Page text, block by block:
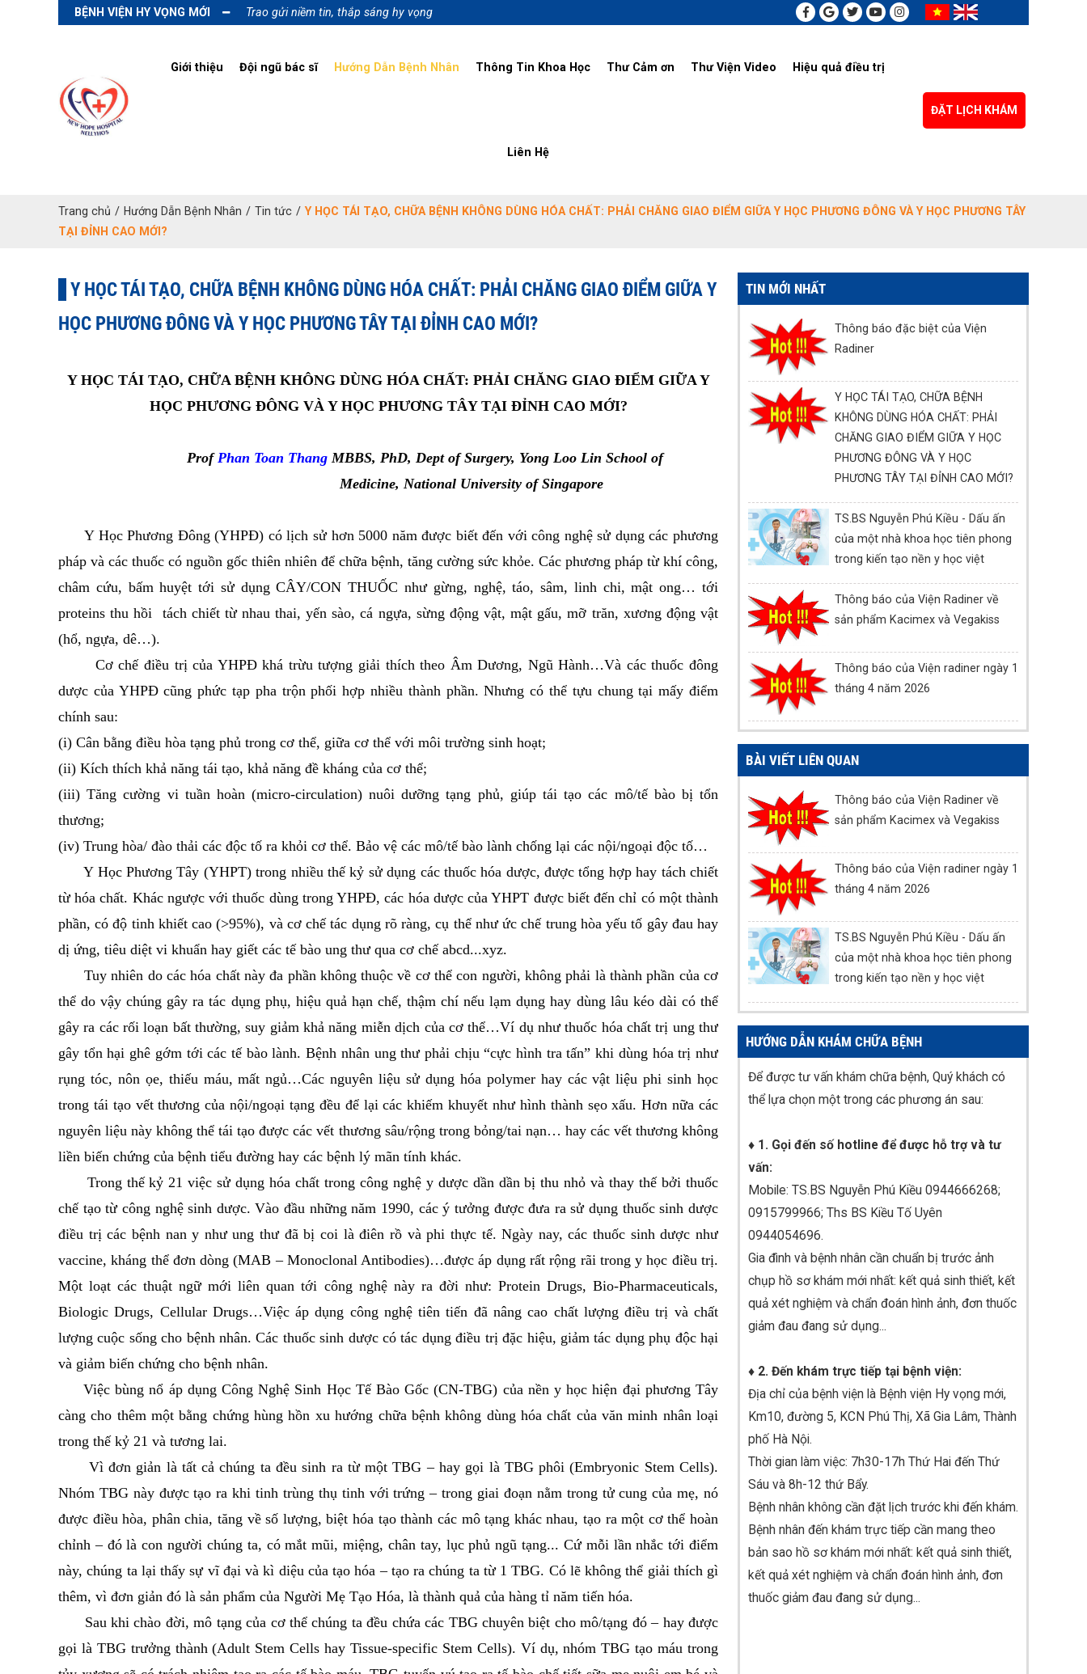
BỆNH VIỆN HY VỌNG MỚI Trao gửi niềm tin, thắp sáng hy vọng
Giới thiệu Đội ngũ bác sĩ Hướng Dẫn Bệnh Nhân Thông Tin Khoa Học Thư Cảm ơn Thư Viện Video Hiệu quả điều trị
Liên Hệ
ĐẶT LỊCH KHÁM
Trang chủ / Hướng Dẫn Bệnh Nhân / Tin tức / Y HỌC TÁI TẠO, CHỮA BỆNH KHÔNG DÙNG HÓA CHẤT: PHẢI CHĂNG GIAO ĐIỂM GIỮA Y HỌC PHƯƠNG ĐÔNG VÀ Y HỌC PHƯƠNG TÂY
TẠI ĐỈNH CAO MỚI?
Y HỌC TÁI TẠO, CHỮA BỆNH KHÔNG DÙNG HÓA CHẤT: PHẢI CHĂNG GIAO ĐIỂM GIỮA Y
HỌC PHƯƠNG ĐÔNG VÀ Y HỌC PHƯƠNG TÂY TẠI ĐỈNH CAO MỚI?
Y HỌC TÁI TẠO, CHỮA BỆNH KHÔNG DÙNG HÓA CHẤT: PHẢI CHĂNG GIAO ĐIỂM GIỮA Y
HỌC PHƯƠNG ĐÔNG VÀ Y HỌC PHƯƠNG TÂY TẠI ĐỈNH CAO MỚI?
ProfPhan Toan ThangMBBS, PhD, Dept of Surgery, Yong Loo Lin School of
Medicine, National University of Singapore
Y Học Phương Đông (YHPĐ) có lịch sử hơn 5000 năm được biết đến với công nghệ sử dụng các phương
pháp và các thuốc có nguồn gốc thiên nhiên để chữa bệnh, tăng cường sức khỏe. Các phương pháp từ khí công,
châm cứu, bấm huyệt tới sử dụng CÂY/CON THUỐC như gừng, nghệ, táo, sâm, linh chi, mật ong… tới
proteins thu hồi tách chiết từ nhau thai, yến sào, cá ngựa, sừng động vật, mật gấu, mỡ trăn, xương động vật
(hổ, ngựa, dê…).
Cơ chế điều trị của YHPĐ khá trừu tượng giải thích theo Âm Dương, Ngũ Hành…Và các thuốc đông
dược của YHPĐ cũng phức tạp pha trộn phối hợp nhiều thành phần. Nhưng có thể tựu chung tại mấy điểm
chính sau:
(i) Cân bằng điều hòa tạng phủ trong cơ thể, giữa cơ thể với môi trường sinh hoạt;
(ii) Kích thích khả năng tái tạo, khả năng đề kháng của cơ thể;
(iii) Tăng cường vi tuần hoàn (micro-circulation) nuôi dưỡng tạng phủ, giúp tái tạo các mô/tế bào bị tổn
thương;
(iv) Trung hòa/ đào thải các độc tố ra khỏi cơ thể. Bảo vệ các mô/tế bào lành chống lại các nội/ngoại độc tố…
Y Học Phương Tây (YHPT) trong nhiều thế kỷ sử dụng các thuốc hóa dược, được tổng hợp hay tách chiết
từ hóa chất. Khác ngược với thuốc dùng trong YHPĐ, các hóa dược của YHPT được biết đến chỉ có một thành
phần, có độ tinh khiết cao (>95%), và cơ chế tác dụng rõ ràng, cụ thể như ức chế trung hòa yếu tố gây đau hay
dị ứng, tiêu diệt vi khuẩn hay giết các tế bào ung thư qua cơ chế abcd...xyz.
Tuy nhiên do các hóa chất này đa phần không thuộc về cơ thể con người, không phải là thành phần của cơ
thể do vậy chúng gây ra tác dụng phụ, hiệu quả hạn chế, thậm chí nếu lạm dụng hay dùng lâu kéo dài có thể
gây ra các rối loạn bất thường, suy giảm khả năng miễn dịch của cơ thể…Ví dụ như thuốc hóa chất trị ung thư
gây tổn hại ghê gớm tới các tế bào lành. Bệnh nhân ung thư phải chịu “cực hình tra tấn” khi dùng hóa trị như
rụng tóc, nôn ọe, thiếu máu, mất ngủ…Các nguyên liệu sử dụng hóa polymer hay các vật liệu phi sinh học
trong tái tạo vết thương của nội/ngoại tạng đều để lại các khiếm khuyết như hình thành sẹo xấu. Hơn nữa các
nguyên liệu này không thể tái tạo được các vết thương sâu/rộng trong bỏng/tai nạn… hay các vết thương không
liền biến chứng của bệnh tiểu đường hay các bệnh lý mãn tính khác.
Trong thế kỷ 21 việc sử dụng hóa chất trong công nghệ y dược dần dần bị thu nhỏ và thay thế bởi thuốc
chế tạo từ công nghệ sinh dược. Vào đầu những năm 1990, các ý tưởng được đưa ra sử dụng thuốc sinh dược
điều trị các bệnh nan y như ung thư đã bị coi là điên rồ và phi thực tế. Ngày nay, các thuốc sinh dược như
vaccine, kháng thể đơn dòng (MAB – Monoclonal Antibodies)…được áp dụng rất rộng rãi trong y học điều trị.
Một loạt các thuật ngữ mới liên quan tới công nghệ này ra đời như: Protein Drugs, Bio-Pharmaceuticals,
Biologic Drugs, Cellular Drugs…Việc áp dụng công nghệ tiên tiến đã nâng cao chất lượng điều trị và chất
lượng cuộc sống cho bệnh nhân. Các thuốc sinh dược có tác dụng điều trị đặc hiệu, giảm tác dụng phụ độc hại
và giảm biến chứng cho bệnh nhân.
Việc bùng nổ áp dụng Công Nghệ Sinh Học Tế Bào Gốc (CN-TBG) của nền y học hiện đại phương Tây
càng cho thêm một bằng chứng hùng hồn xu hướng chữa bệnh không dùng hóa chất của văn minh nhân loại
trong thế kỷ 21 và tương lai.
Vì đơn giản là tất cả chúng ta đều sinh ra từ một TBG – hay gọi là TBG phôi (Embryonic Stem Cells).
Nhóm TBG này được tạo ra khi tinh trùng thụ tinh với trứng – trong giai đoạn nằm trong tử cung của mẹ, nó
được điều hòa, phân chia, tăng về số lượng, biệt hóa tạo thành các mô tạng khác nhau, tạo ra một cơ thể hoàn
chỉnh – đó là con người chúng ta, có mắt mũi, miệng, chân tay, lục phủ ngũ tạng... Cứ mỗi lần nhắc tới điểm
này, chúng ta lại thấy sự vĩ đại và kì diệu của tạo hóa – tạo ra chúng ta từ 1 TBG. Có lẽ không thể giải thích gì
thêm, vì đơn giản đó là sản phẩm của Người Mẹ Tạo Hóa, là thành quả của hàng tỉ năm tiến hóa.
Sau khi chào đời, mô tạng của cơ thể chúng ta đều chứa các TBG chuyên biệt cho mô/tạng đó – hay được
gọi là TBG trưởng thành (Adult Stem Cells hay Tissue-specific Stem Cells). Ví dụ, nhóm TBG tạo máu trong
TIN MỚI NHẤT
Thông báo đặc biệt của Viện
Radiner
Y HỌC TÁI TẠO, CHỮA BỆNH
KHÔNG DÙNG HÓA CHẤT: PHẢI
CHĂNG GIAO ĐIỂM GIỮA Y HỌC
PHƯƠNG ĐÔNG VÀ Y HỌC
PHƯƠNG TÂY TẠI ĐỈNH CAO MỚI?
TS.BS Nguyễn Phú Kiều - Dấu ấn
của một nhà khoa học tiên phong
trong kiến tạo nền y học việt
Thông báo của Viện Radiner về
sản phẩm Kacimex và Vegakiss
Thông báo của Viện radiner ngày 1
tháng 4 năm 2026
BÀI VIẾT LIÊN QUAN
Thông báo của Viện Radiner về
sản phẩm Kacimex và Vegakiss
Thông báo của Viện radiner ngày 1
tháng 4 năm 2026
TS.BS Nguyễn Phú Kiều - Dấu ấn
của một nhà khoa học tiên phong
trong kiến tạo nền y học việt
HƯỚNG DẪN KHÁM CHỮA BỆNH
Để được tư vấn khám chữa bệnh, Quý khách có
thể lựa chọn một trong các phương án sau:
♦ 1. Gọi đến số hotline để được hỗ trợ và tư
vấn:
Mobile: TS.BS Nguyễn Phú Kiều 0944666268;
0915799966; Ths BS Kiều Tố Uyên
0944054696.
Gia đình và bệnh nhân cần chuẩn bị trước ảnh
chụp hồ sơ khám mới nhất: kết quả sinh thiết, kết
quả xét nghiệm và chẩn đoán hình ảnh, đơn thuốc
giảm đau đang sử dụng...
♦ 2. Đến khám trực tiếp tại bệnh viện:
Địa chỉ của bệnh viện là Bệnh viện Hy vọng mới,
Km10, đường 5, KCN Phú Thị, Xã Gia Lâm, Thành
phố Hà Nội.
Thời gian làm việc: 7h30-17h Thứ Hai đến Thứ
Sáu và 8h-12 thứ Bẩy.
Bệnh nhân không cần đặt lịch trước khi đến khám.
Bệnh nhân đến khám trực tiếp cần mang theo
bản sao hồ sơ khám mới nhất: kết quả sinh thiết,
kết quả xét nghiệm và chẩn đoán hình ảnh, đơn
thuốc giảm đau đang sử dụng...